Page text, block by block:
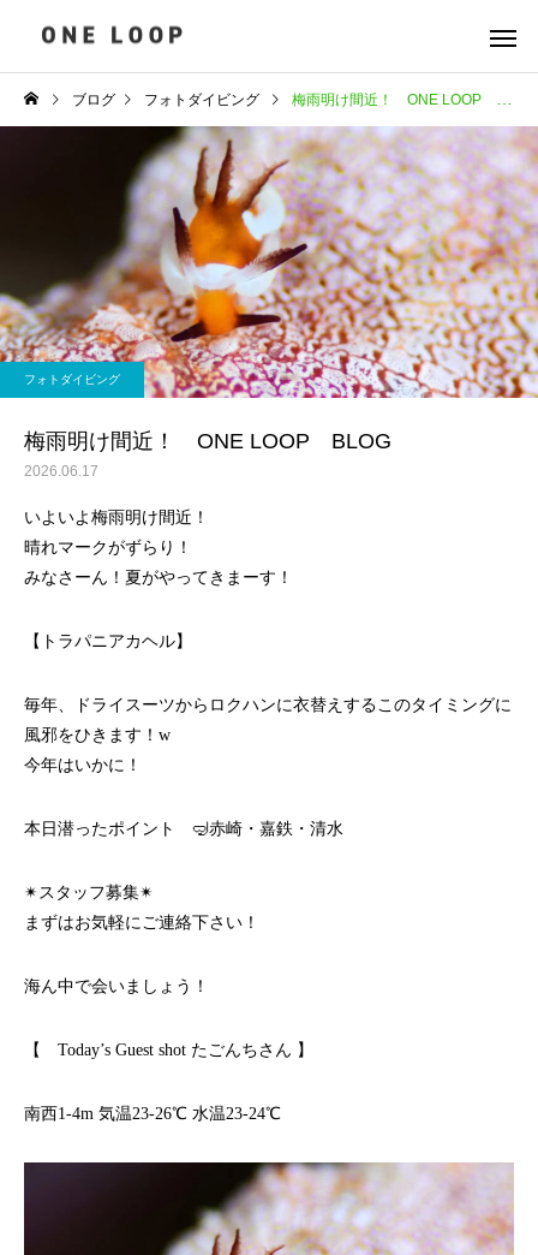
ブログ フォトダイビング 梅雨明け間近！ ONE LOOP BLOG
フォトダイビング
梅雨明け間近！ ONE LOOP BLOG
2026.06.17
いよいよ梅雨明け間近！
晴れマークがずらり！
みなさーん！夏がやってきまーす！
【トラパニアカヘル】
毎年、ドライスーツからロクハンに衣替えするこのタイミングに
風邪をひきます！w
今年はいかに！
本日潜ったポイント 🤿赤崎・嘉鉄・清水
✴︎スタッフ募集✴︎
まずはお気軽にご連絡下さい！
海ん中で会いましょう！
【 Today’s Guest shot たごんちさん 】
南西1-4m 気温23-26℃ 水温23-24℃